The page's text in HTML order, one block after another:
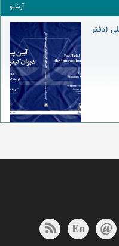
آرشیو
(دفتر